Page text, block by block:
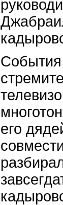
События
его